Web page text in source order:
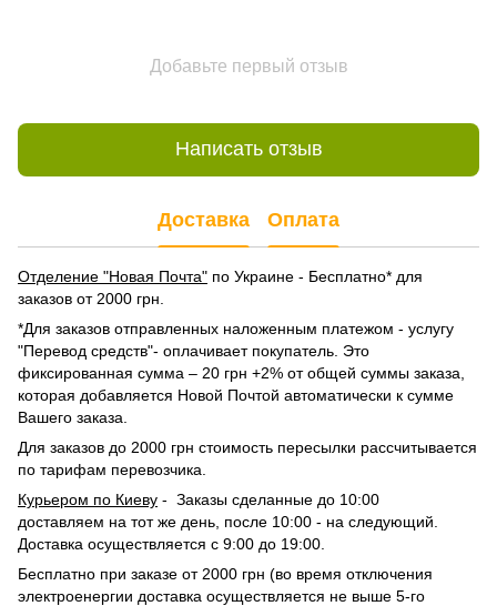
Добавьте первый отзыв
Написать отзыв
Доставка Оплата
Отделение "Новая Почта" по Украине - Бесплатно* для
заказов от 2000 грн.
*Для заказов отправленных наложенным платежом - услугу
"Перевод средств"- оплачивает покупатель. Это
фиксированная сумма – 20 грн +2% от общей суммы заказа,
которая добавляется Новой Почтой автоматически к сумме
Вашего заказа.
Для заказов до 2000 грн стоимость пересылки рассчитывается
по тарифам перевозчика.
Курьером по Киеву - Заказы сделанные до 10:00
доставляем на тот же день, после 10:00 - на следующий.
Доставка осуществляется с 9:00 до 19:00.
Бесплатно при заказе от 2000 грн (во время отключения
электроенергии доставка осуществляется не выше 5-го